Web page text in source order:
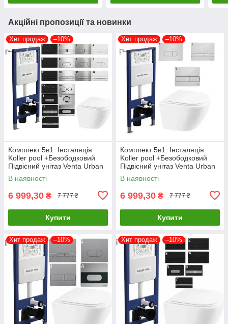
Акційні пропозиції та новинки
Хит продаж –10%
Комплект 5в1: Інсталяція
Koller pool +Безободковий
Підвісний унітаз Venta Urban
Rimless + Клавіша CHROME
MATT
В наявності
6 999,30 ₴ 7 777 ₴
Купити
Хит продаж –10%
Комплект 5в1: Інсталяція
Koller pool +Безободковий
Підвісний унітаз Venta Urban
Rimless +біла Клавіша
В наявності
6 999,30 ₴ 7 777 ₴
Купити
Хит продаж –10% Хит продаж –10%